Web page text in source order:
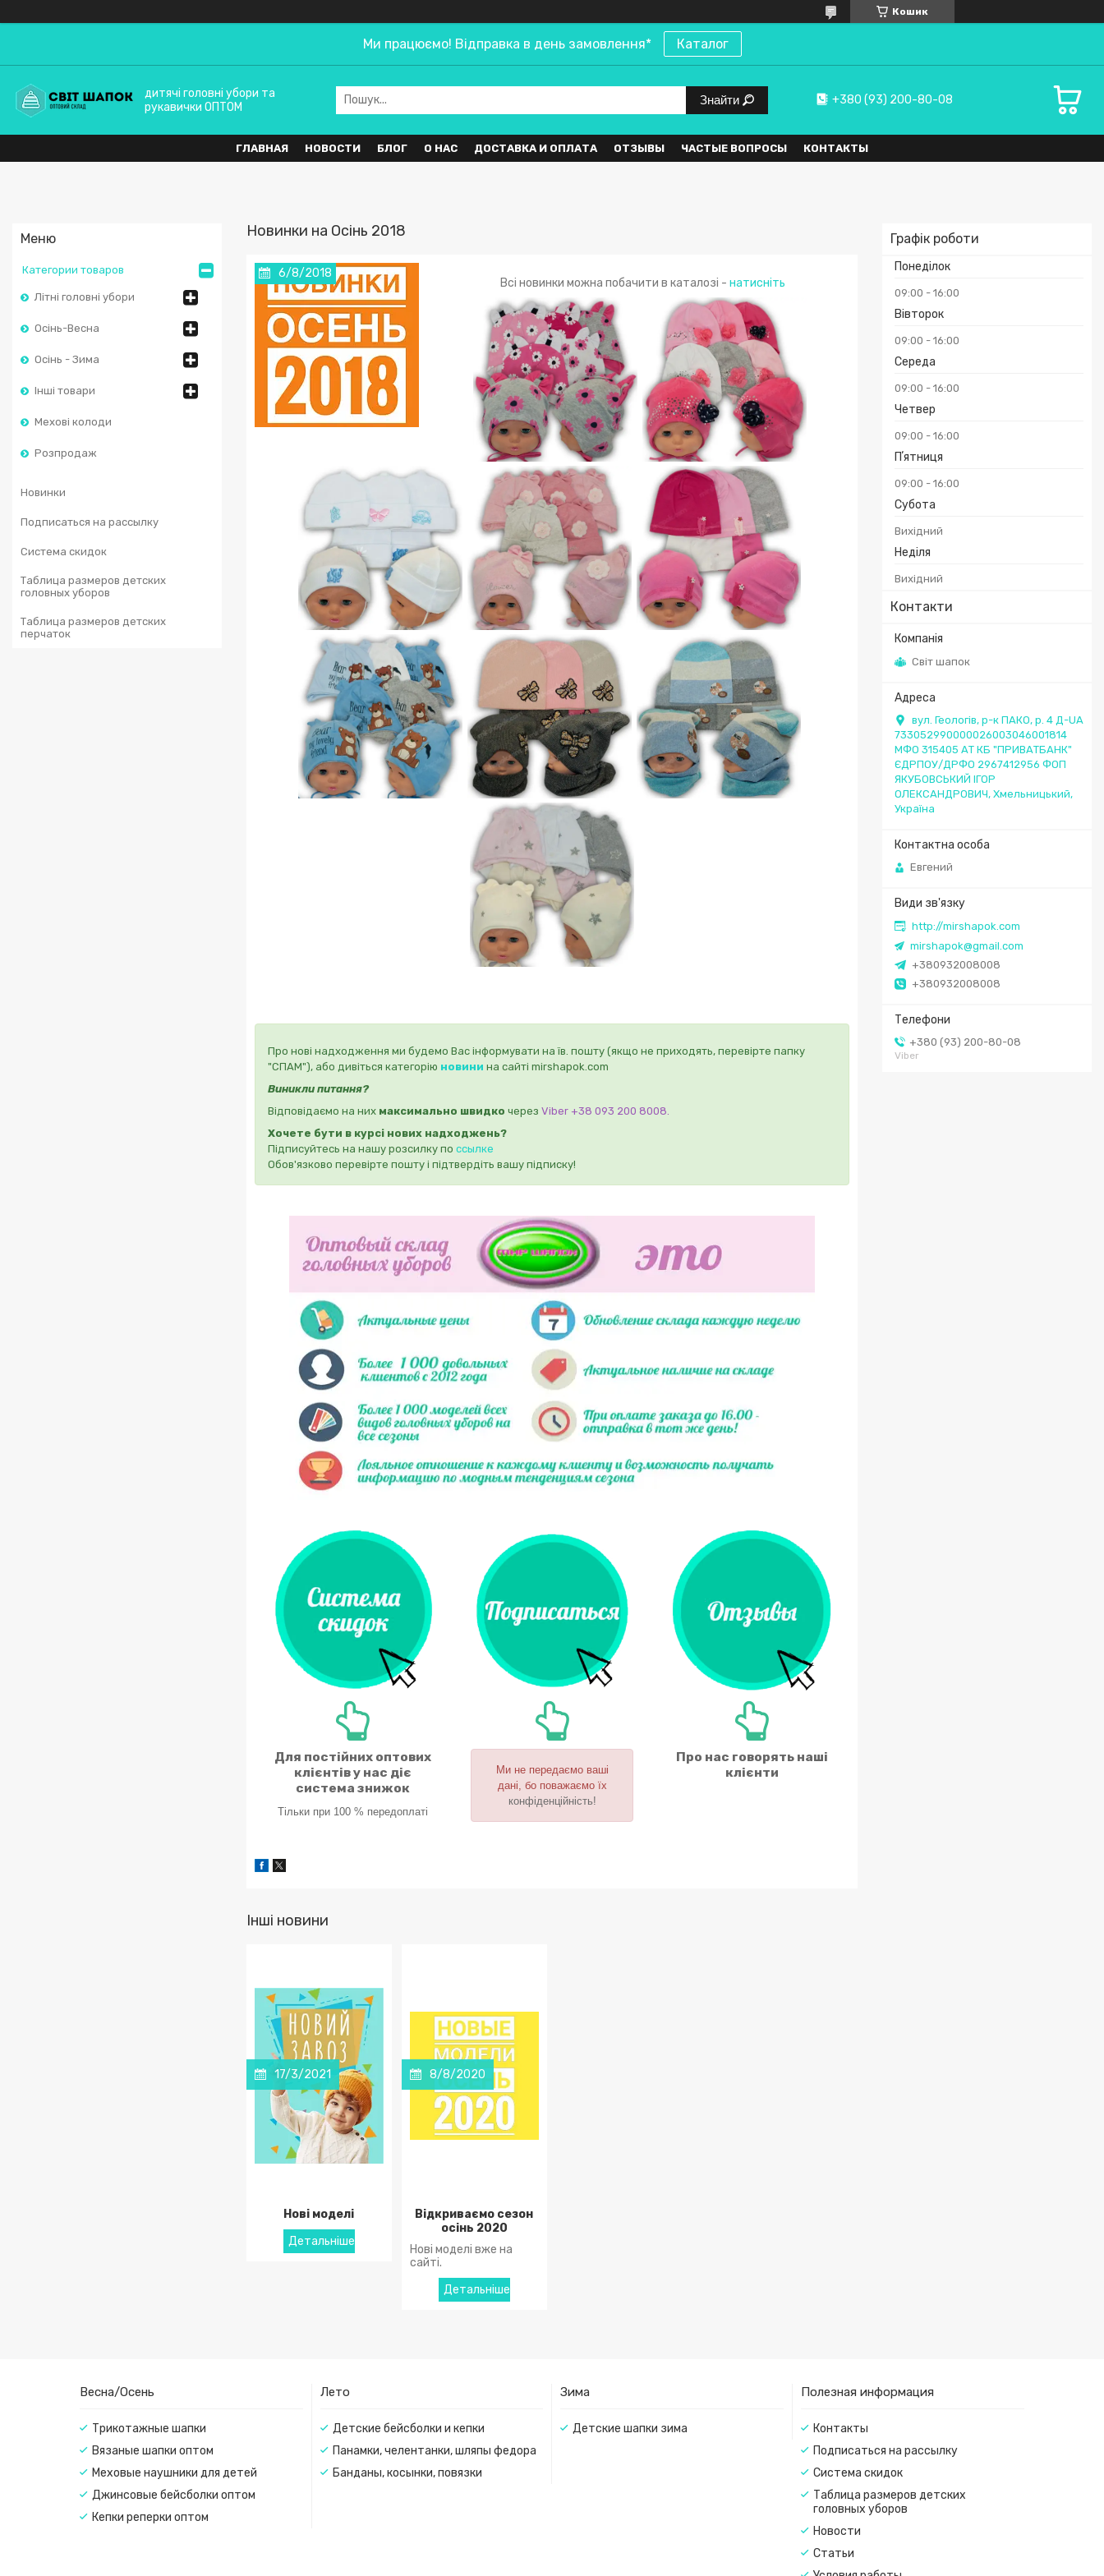
Кошик
Ми працюємо! Відправка в день замовлення* Каталог
дитячі головні убори та
рукавички ОПТОМ
Знайти +380 (93) 200-80-08
ГЛАВНАЯ НОВОСТИ БЛОГ О НАС ДОСТАВКА И ОПЛАТА ОТЗЫВЫ ЧАСТЫЕ ВОПРОСЫ КОНТАКТЫ
Категории товаров
Літні головні убори
Осінь-Весна
Осінь - Зима
Інші товари
Мехові колоди
Розпродаж
Новинки
Подписаться на рассылку
Система скидок
Таблица размеров детских
головных уборов
Таблица размеров детских
перчаток
Графік роботи
Понеділок
09:00 16:00
Вівторок
09:00 16:00
Середа
09:00 16:00
Четвер
09:00 16:00
Пʼятниця
09:00 16:00
Субота
Вихідний
Неділя
Вихідний
Контакти
Світ шапок
вул. Геологів, р-к ПАКО, р. 4 Д-UA
733052990000026003046001814
МФО 315405 АТ КБ "ПРИВАТБАНК"
ЄДРПОУ/ДРФО 2967412956 ФОП
ЯКУБОВСЬКИЙ ІГОР
ОЛЕКСАНДРОВИЧ, Хмельницький,
Україна
Евгений
http://mirshapok.com
mirshapok@gmail.com
+380932008008
+380932008008
+380 (93) 200-80-08
Viber
Новинки на Осінь 2018
6/8/2018
Всі новинки можна побачити в каталозі - натисніть
Про нові надходження ми будемо Вас інформувати на їв. пошту (якщо не приходять, перевірте папку
"СПАМ"), або дивіться категорію новини на сайті mirshapok.com
Виникли питання?
Відповідаємо на них максимально швидко через Viber +38 093 200 8008.
Хочете бути в курсі нових надходжень?
Підписуйтесь на нашу розсилку по ссылке
Обов'язково перевірте пошту і підтвердіть вашу підписку!
Для постійних оптових
клієнтів у нас діє
система знижок
Тільки при 100 % передоплаті
Ми не передаємо ваші
дані, бо поважаємо їх
конфіденційність!
Про нас говорять наші
клієнти
Інші новини
17/3/2021
Нові моделі
8/8/2020
Відкриваємо сезон
осінь 2020
Нові моделі вже на
сайті.
Весна/Осень
Трикотажные шапки
Вязаные шапки оптом
Меховые наушники для детей
Джинсовые бейсболки оптом
Кепки реперки оптом
Лето
Детские бейсболки и кепки
Панамки, челентанки, шляпы федора
Банданы, косынки, повязки
Зима
Детские шапки зима
Полезная информация
Контакты
Подписаться на рассылку
Система скидок
Таблица размеров детских
головных уборов
Новости
Статьи